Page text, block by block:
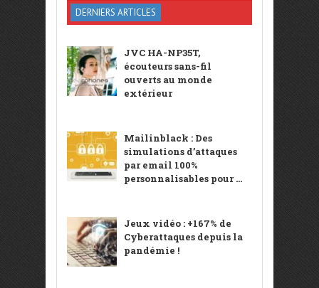
DERNIERS ARTICLES
JVC HA-NP35T,
écouteurs sans-fil
ouverts au monde
extérieur
Mailinblack : Des
simulations d’attaques
par email 100%
personnalisables pour ...
Jeux vidéo : +167% de
Cyberattaques depuis la
pandémie !